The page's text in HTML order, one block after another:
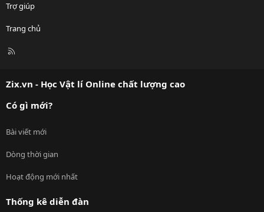
Trợ giúp
Trang chủ
R
Zix.vn - Học Vật lí Online chất lượng cao
Có gì mới?
Bài viết mới
Dòng thời gian
Hoạt động mới nhất
Thống kê diễn đàn